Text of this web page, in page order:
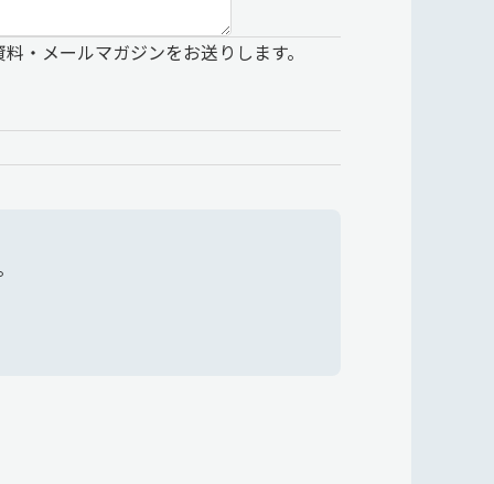
・メールマガジンをお送りします。